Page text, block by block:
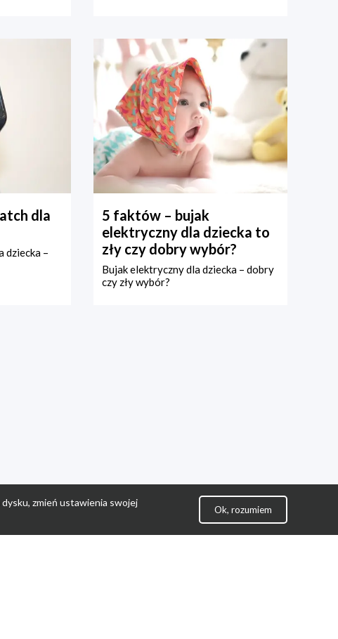
dla
dziecka –
5 faktów – bujak
elektryczny dla dziecka to
zły czy dobry wybór?
Bujak elektryczny dla dziecka – dobry
czy zły wybór?
zmień ustawienia swojej
Ok, rozumiem